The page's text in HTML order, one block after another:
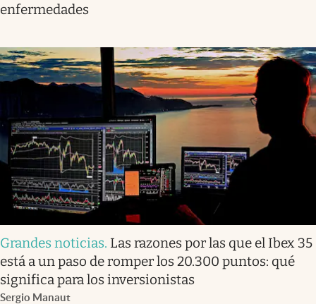
enfermedades
Grandes noticias. Las razones por las que el Ibex 35
está a un paso de romper los 20.300 puntos: qué
significa para los inversionistas
Sergio Manaut